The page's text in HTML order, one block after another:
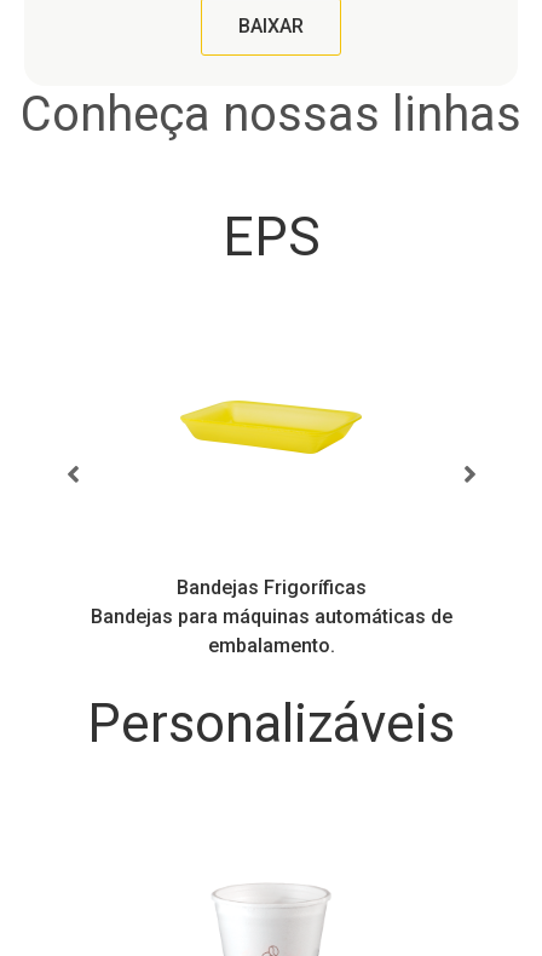
BAIXAR
Conheça nossas linhas
EPS
Bandejas Frigoríficas
Bandejas para máquinas automáticas de
embalamento.
Personalizáveis